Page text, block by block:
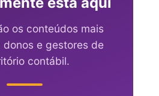
os conteúdos mais
donos e gestores de
contábil.